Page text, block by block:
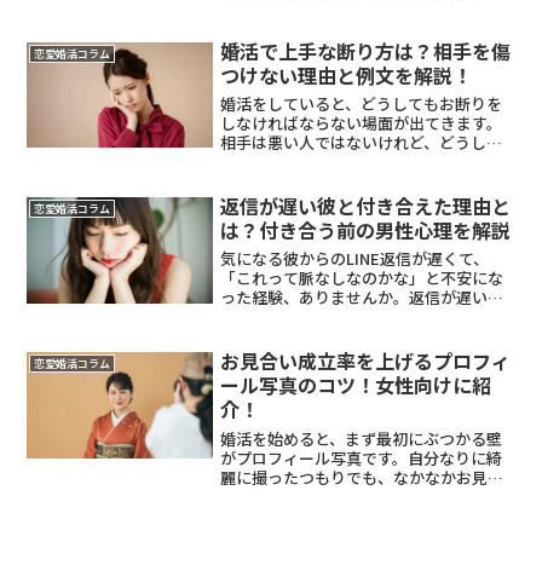
人生の大きな決断だからこそ、慎重にな
るのは当然のことです。でも...
恋愛婚活コラム
婚活で上手な断り方は？相手を傷
つけない理由と例文を解説！
婚活をしていると、どうしてもお断りを
しなければならない場面が出てきます。
相手は悪い人ではないけれど、どうして
むのか悩んでしまいますよね。優しい人
ほど、相手を傷つけるのが...
恋愛婚活コラム
返信が遅い彼と付き合えた理由と
は？付き合う前の男性心理を解説
気になる彼からのLINE返信が遅くて、
「これって脈なしなのかな」と不安にな
った経験、ありませんか。返信が遅い彼
見ていたかを、この記事では正直に話し
てみようと思います。「...
恋愛婚活コラム
お見合い成立率を上げるプロフィ
ール写真のコツ！女性向けに紹
介！
婚活を始めると、まず最初にぶつかる壁
がプロフィール写真です。自分なりに綺
麗に撮ったつもりでも、なかなかお見合